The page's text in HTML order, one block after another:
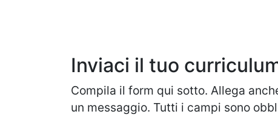
Inviaci il tuo
Compila il form qui sotto. Allega
un messaggio. Tutti i campi sono